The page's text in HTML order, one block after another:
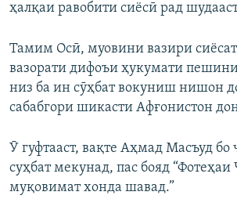
ҳалқаи равобити сиёсӣ рад
Тамим Осӣ, муовини вазири
вазорати дифоъи ҳукумати
низ ба ин сӯҳбат вокуниш нишон
сабабгори шикасти Афғонистон
Ӯ гуфтааст, вақте Аҳмад Масъуд бо
суҳбат мекунад, пас бояд “Фотеҳаи
муқовимат хонда шавад.”